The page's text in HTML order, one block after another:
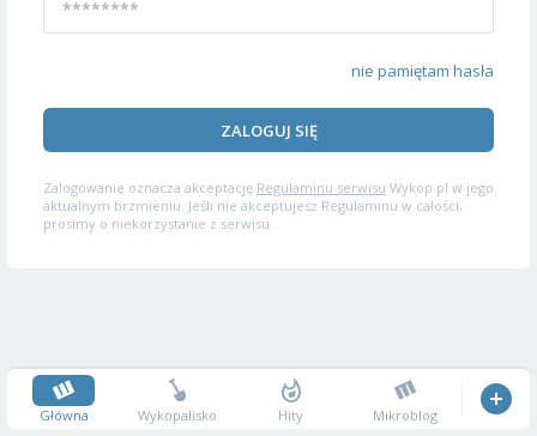
nie pamiętam hasła
ZALOGUJ SIĘ
Zalogowanie oznacza akceptację Regulaminu serwisu Wykop.pl w jego
aktualnym brzmieniu. Jeśli nie akceptujesz Regulaminu w całości,
prosimy o niekorzystanie z serwisu.
Główna Wykopalisko Hity Mikroblog